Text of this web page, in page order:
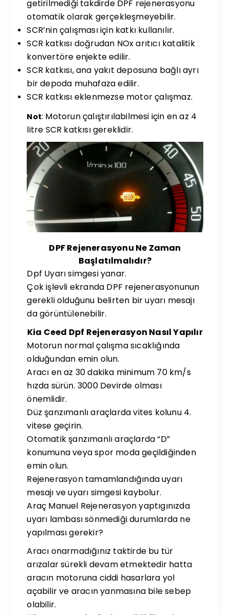
getirilmediği takdirde DPF rejenerasyonu
otomatik olarak gerçekleşmeyebilir.
SCR’nin çalışması için katkı kullanılır.
SCR katkısı doğrudan NOx arıtıcı katalitik
konvertöre enjekte edilir.
SCR katkısı, ana yakıt deposuna bağlı ayrı
bir depoda muhafaza edilir.
SCR katkısı eklenmezse motor çalışmaz.
Not: Motorun çalıştırılabilmesi için en az 4
litre SCR katkısı gereklidir.
DPF Rejenerasyonu Ne Zaman
Başlatılmalıdır?
Dpf Uyarı simgesi yanar.
Çok işlevli ekranda DPF rejenerasyonunun
gerekli olduğunu belirten bir uyarı mesajı
da görüntülenebilir.
Kia Ceed Dpf Rejenerasyon Nasıl Yapılır
Motorun normal çalışma sıcaklığında
olduğundan emin olun.
Aracı en az 30 dakika minimum 70 km/s
hızda sürün. 3000 Devirde olması
önemlidir.
Düz şanzımanlı araçlarda vites kolunu 4.
vitese geçirin.
Otomatik şanzımanlı araçlarda “D”
konumuna veya spor moda geçildiğinden
emin olun.
Rejenerasyon tamamlandığında uyarı
mesajı ve uyarı simgesi kaybolur.
Araç Manuel Rejenerasyon yaptıgınızda
uyarı lambası sönmediği durumlarda ne
yapılması gerekir?
Aracı onarmadığınız taktirde bu tür
arızalar sürekli devam etmektedir hatta
aracın motoruna ciddi hasarlara yol
açabilir ve aracın yanmasına bile sebep
olabilir.